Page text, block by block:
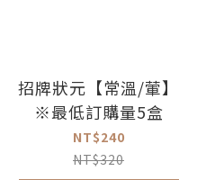
招牌狀元【常溫/葷】
※最低訂購量5盒
NT$240
NT$320